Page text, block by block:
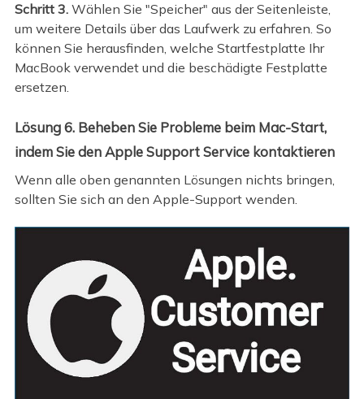
Schritt 3.Wählen Sie "Speicher" aus der Seitenleiste,
um weitere Details über das Laufwerk zu erfahren. So
können Sie herausfinden, welche Startfestplatte Ihr
MacBook verwendet und die beschädigte Festplatte
ersetzen.
Lösung 6. Beheben Sie Probleme beim Mac-Start,
indem Sie den Apple Support Service kontaktieren
Wenn alle oben genannten Lösungen nichts bringen,
sollten Sie sich an den Apple-Support wenden.